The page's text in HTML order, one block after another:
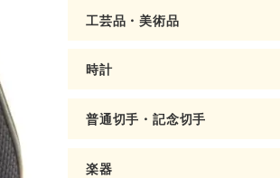
工芸品・美術品
時計
普通切手・記念切手
楽器